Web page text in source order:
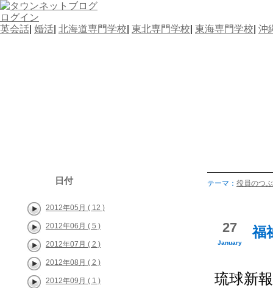
ログイン
英会話 婚活 北海道専門学校 東北専門学校 東海専門学校 沖
テーマ： 役員のつ
福
27
January
琉球新
日付
2012年05月 ( 12 )
2012年06月 ( 5 )
2012年07月 ( 2 )
2012年08月 ( 2 )
2012年09月 ( 1 )